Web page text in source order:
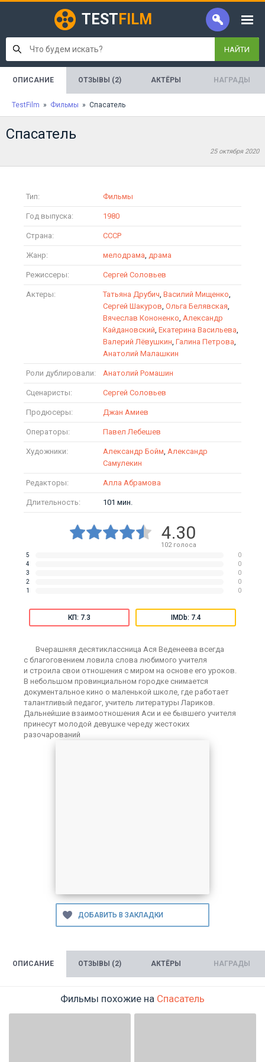
TEST FILM
НАЙТИ
ОПИСАНИЕ ОТЗЫВЫ (2) АКТЁРЫ НАГРАДЫ
TestFilm » Фильмы » Спасатель
Спасатель
25 октября 2020
Тип: Фильмы
Год выпуска: 1980
Страна: СССР
Жанр: мелодрама, драма
Режиссеры: Сергей Соловьев
Актеры: Татьяна Друбич, Василий Мищенко,
Сергей Шакуров, Ольга Белявская,
Вячеслав Кононенко, Александр
Кайдановский, Екатерина Васильева,
Валерий Лёвушкин, Галина Петрова,
Анатолий Малашкин
Роли дублировали: Анатолий Ромашин
Сценаристы: Сергей Соловьев
Продюсеры: Джан Амиев
Операторы: Павел Лебешев
Художники: Александр Бойм, Александр
Самулекин
Редакторы: Алла Абрамова
Длительность: 101 мин.
4.30
102голоса
5
0
4
0
3
0
2
0
1
0
КП: 7.3 IMDb: 7.4
Вчерашняя десятиклассница Ася Веденеева всегда
с благоговением ловила слова любимого учителя
и строила свои отношения с миром на основе его уроков.
В небольшом провинциальном городке снимается
документальное кино о маленькой школе, где работает
талантливый педагог, учитель литературы Лариков.
Дальнейшие взаимоотношения Аси и ее бывшего учителя
принесут молодой девушке череду жестоких
разочарований
ОПИСАНИЕ ОТЗЫВЫ (2) АКТЁРЫ НАГРАДЫ
Фильмы похожие на Спасатель